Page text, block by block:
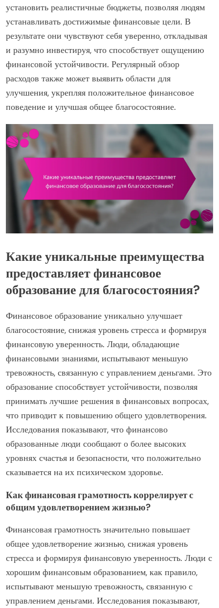
установить реалистичные бюджеты, позволяя людям
устанавливать достижимые финансовые цели. В
результате они чувствуют себя уверенно, откладывая
и разумно инвестируя, что способствует ощущению
финансовой устойчивости. Регулярный обзор
расходов также может выявить области для
улучшения, укрепляя положительное финансовое
поведение и улучшая общее благосостояние.
Какие уникальные преимущества
предоставляет финансовое
образование для благосостояния?
Финансовое образование уникально улучшает
благосостояние, снижая уровень стресса и формируя
финансовую уверенность. Люди, обладающие
финансовыми знаниями, испытывают меньшую
тревожность, связанную с управлением деньгами. Это
образование способствует устойчивости, позволяя
принимать лучшие решения в финансовых вопросах,
что приводит к повышению общего удовлетворения.
Исследования показывают, что финансово
образованные люди сообщают о более высоких
уровнях счастья и безопасности, что положительно
сказывается на их психическом здоровье.
Как финансовая грамотность коррелирует с
общим удовлетворением жизнью?
Финансовая грамотность значительно повышает
общее удовлетворение жизнью, снижая уровень
стресса и формируя финансовую уверенность. Люди с
хорошим финансовым образованием, как правило,
испытывают меньшую тревожность, связанную с
управлением деньгами. Исследования показывают,